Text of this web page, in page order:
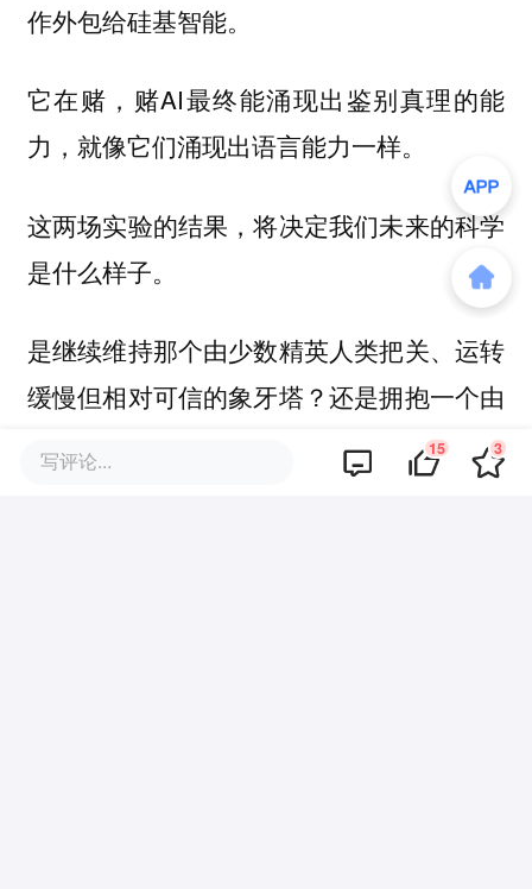
作外包给硅基智能。
它在赌，赌AI最终能涌现出鉴别真理的能
力，就像它们涌现出语言能力一样。
这两场实验的结果，将决定我们未来的科学
是什么样子。
是继续维持那个由少数精英人类把关、运转
缓慢但相对可信的象牙塔？还是拥抱一个由
算法驱动、泥沙俱下但在此刻就能触达未来
写评论... 15 3